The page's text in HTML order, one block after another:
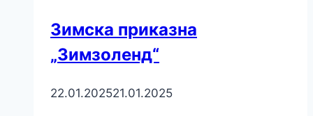
Зимска приказна
„Зимзоленд“
22.01.202521.01.2025